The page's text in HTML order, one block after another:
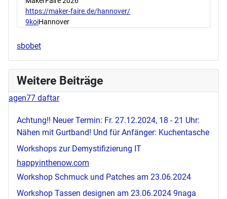
https://maker-faire.de/hannover/
9koiHannover
sbobet
Weitere Beiträge
agen77 daftar
Achtung!! Neuer Termin: Fr. 27.12.2024, 18 - 21 Uhr:
Nähen mit Gurtband! Und für Anfänger: Kuchentasche
Workshops zur Demystifizierung IT
happyinthenow.com
Workshop Schmuck und Patches am 23.06.2024
Workshop Tassen designen am 23.06.2024 9naga